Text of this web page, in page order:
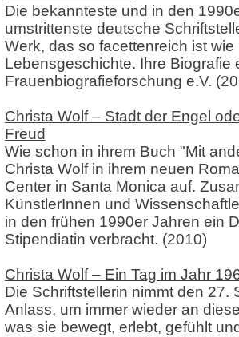
Die bekannteste und in den
umstrittenste deutsche
Werk, das so facettenreich ist wie
Lebensgeschichte. Ihre Biografie
Frauenbiografieforschung e.V.
Christa Wolf – Stadt der Engel
Freud
Wie schon in ihrem Buch "Mit
Christa Wolf in ihrem neuen
Center in Santa Monica auf.
KünstlerInnen und
in den frühen 1990er Jahren ein
Stipendiatin verbracht. (2010)
Christa Wolf – Ein Tag im Jahr
Die Schriftstellerin nimmt den 27.
Anlass, um immer wieder an
was sie bewegt, erlebt, gefühlt